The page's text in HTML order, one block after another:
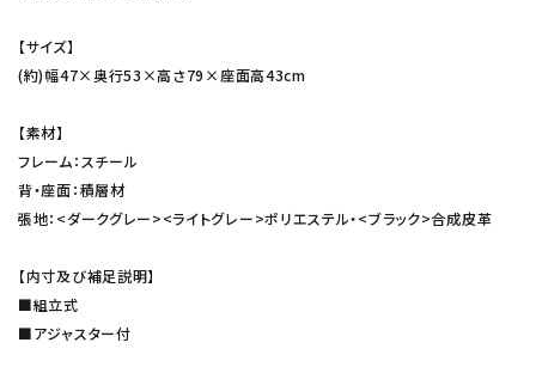
【サイズ】
(約)幅47×奥行53×高さ79×座面高43cm
【素材】
フレーム：スチール
背・座面：積層材
張地：<ダークグレー><ライトグレー>ポリエステル・<ブラック>合成皮革
【内寸及び補足説明】
■組立式
■アジャスター付